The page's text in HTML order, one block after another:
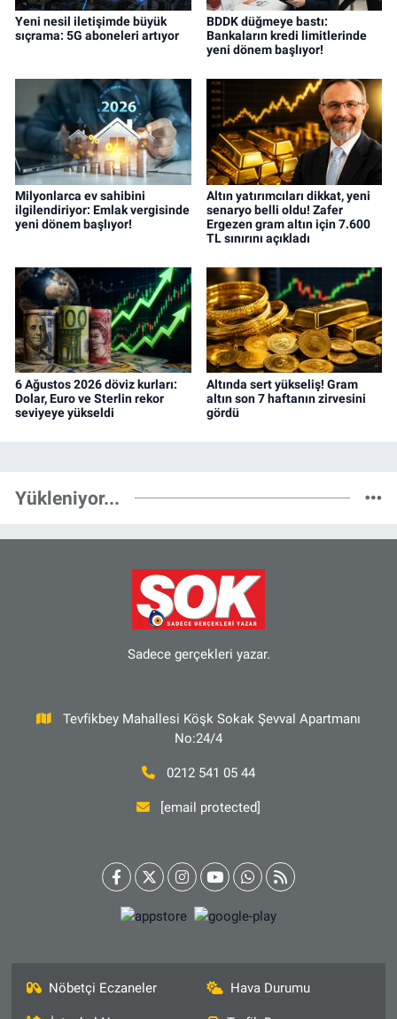
Yeni nesil iletişimde büyük
sıçrama: 5G aboneleri artıyor
BDDK düğmeye bastı:
Bankaların kredi limitlerinde
yeni dönem başlıyor!
Milyonlarca ev sahibini
ilgilendiriyor: Emlak vergisinde
yeni dönem başlıyor!
Altın yatırımcıları dikkat, yeni
senaryo belli oldu! Zafer
Ergezen gram altın için 7.600
TL sınırını açıkladı
6 Ağustos 2026 döviz kurları:
Dolar, Euro ve Sterlin rekor
seviyeye yükseldi
Altında sert yükseliş! Gram
altın son 7 haftanın zirvesini
gördü
Yükleniyor...
Sadece gerçekleri yazar.
Tevfikbey Mahallesi Köşk Sokak Şevval Apartmanı
No:24/4
0212 541 05 44
[email protected]
Nöbetçi Eczaneler Hava Durumu